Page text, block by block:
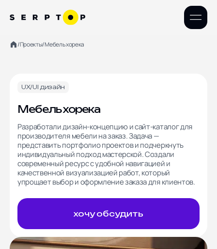
WEB разработка
Интеграция
Контекстная реклама
SEO продвижение
Поддержка сайтов
КОМПАНИЯ КОНТАКТЫ
Отзывы
Контакты
129164, Москва
8, корпус 5
/Проекты/Мебель хорека
UX/UI дизайн
Мебель хорека
Разработали дизайн-концепцию и сайт-каталог для
производителя мебели на заказ. Задача —
представить портфолио проектов и подчеркнуть
индивидуальный подход мастерской. Создали
современный ресурс с удобной навигацией и
качественной визуализацией работ, который
упрощает выбор и оформление заказа для клиентов.
хочу обсудить